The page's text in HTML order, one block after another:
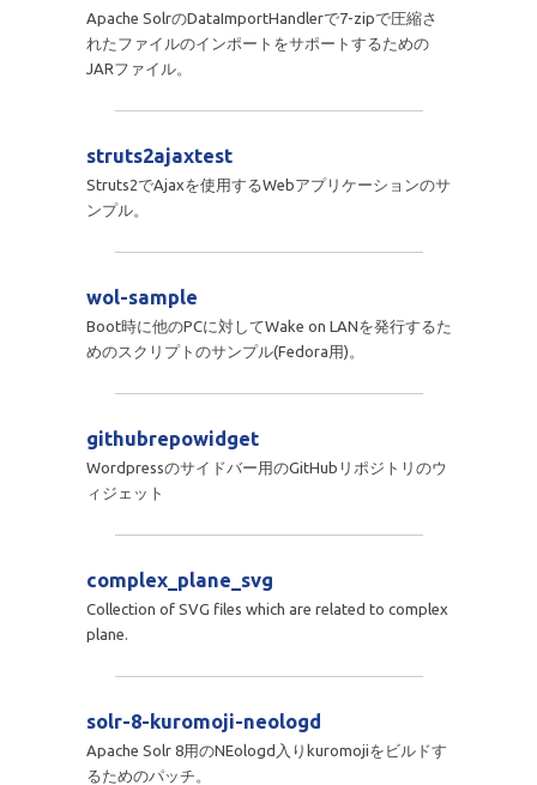
Apache SolrのDataImportHandlerで7-zipで圧縮さ
れたファイルのインポートをサポートするための
JARファイル。
struts2ajaxtest
Struts2でAjaxを使用するWebアプリケーションのサ
ンプル。
wol-sample
Boot時に他のPCに対してWake on LANを発行するた
めのスクリプトのサンプル(Fedora用)。
githubrepowidget
Wordpressのサイドバー用のGitHubリポジトリのウ
ィジェット
complex_plane_svg
Collection of SVG files which are related to complex
plane.
solr-8-kuromoji-neologd
Apache Solr 8用のNEologd入りkuromojiをビルドす
るためのパッチ。